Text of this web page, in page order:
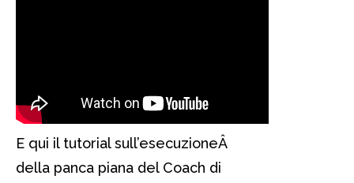
E qui il tutorial sull’esecuzioneÂ
della panca piana del Coach di